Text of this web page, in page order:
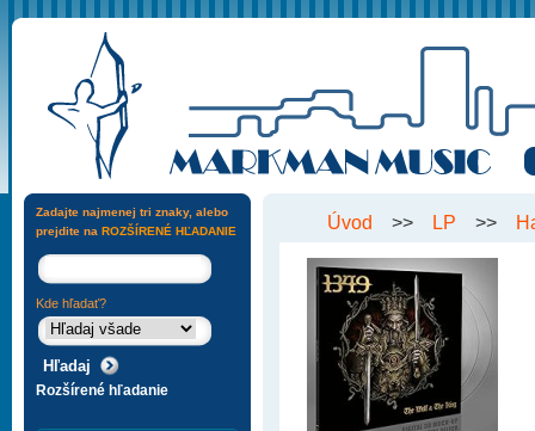
Úvod >> LP >>
Zadajte najmenej tri znaky, alebo
prejdite na ROZŠÍRENÉ HĽADANIE
Kde hľadať?
Rozšírené hľadanie